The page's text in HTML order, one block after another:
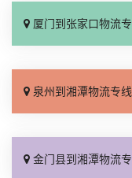
厦门到张家口物流专线_专线快运「运价查询」
泉州到湘潭物流专线_实时反馈「直发全境」
金门县到湘潭物流专线_不随意加价「快运直达」